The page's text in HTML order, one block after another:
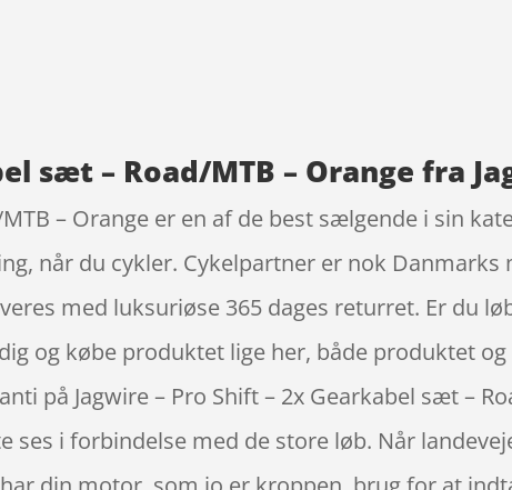
sæt – Road/MTB – Orange fra
– Orange er en af de best sælgende i sin
når du cykler. Cykelpartner er nok
med luksuriøse 365 dages returret. Er du
og købe produktet lige her, både produktet
på Jagwire – Pro Shift – 2x Gearkabel sæt –
i forbindelse med de store løb. Når